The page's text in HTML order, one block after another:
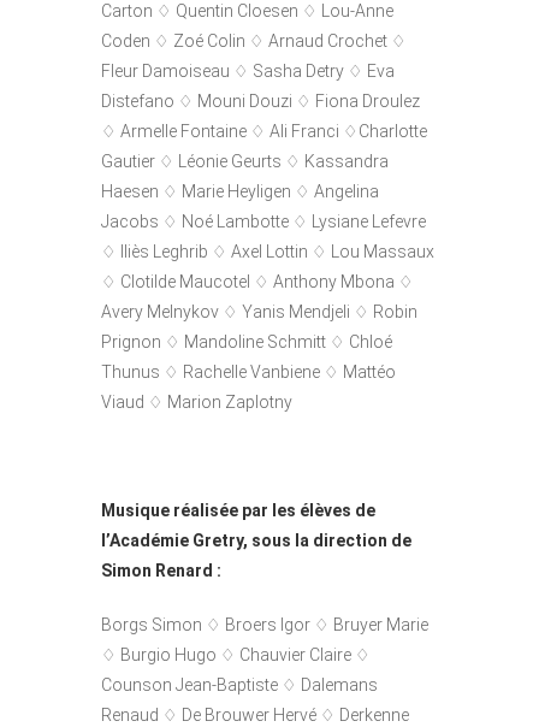
Carton ♢ Quentin Cloesen ♢ Lou-Anne
Coden ♢ Zoé Colin ♢ Arnaud Crochet ♢
Fleur Damoiseau ♢ Sasha Detry ♢ Eva
Distefano ♢ Mouni Douzi ♢ Fiona Droulez
♢ Armelle Fontaine ♢ Ali Franci ♢Charlotte
Gautier ♢ Léonie Geurts ♢ Kassandra
Haesen ♢ Marie Heyligen ♢ Angelina
Jacobs ♢ Noé Lambotte ♢ Lysiane Lefevre
♢ Iliès Leghrib ♢ Axel Lottin ♢ Lou Massaux
♢ Clotilde Maucotel ♢ Anthony Mbona ♢
Avery Melnykov ♢ Yanis Mendjeli ♢ Robin
Prignon ♢ Mandoline Schmitt ♢ Chloé
Thunus ♢ Rachelle Vanbiene ♢ Mattéo
Viaud ♢ Marion Zaplotny
Musique réalisée par les élèves de
l’Académie Gretry, sous la direction de
Simon Renard :
Borgs Simon ♢ Broers Igor ♢ Bruyer Marie
♢ Burgio Hugo ♢ Chauvier Claire ♢
Counson Jean-Baptiste ♢ Dalemans
Renaud ♢ De Brouwer Hervé ♢ Derkenne